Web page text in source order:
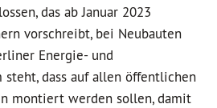
das ab Januar 2023
vorschreibt, bei Neubauten
Energie- und
steht, dass auf allen öffentlichen
montiert werden sollen, damit